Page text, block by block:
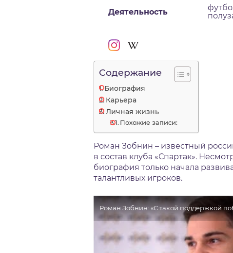
Деятельность
Содержание
Биография
Карьера
Личная жизнь
Похожие записи:
Роман Зобнин – известный
в состав клуба «Спартак».
биография только начала
талантливых игроков.
Роман Зобнин: «С такой поддержкой